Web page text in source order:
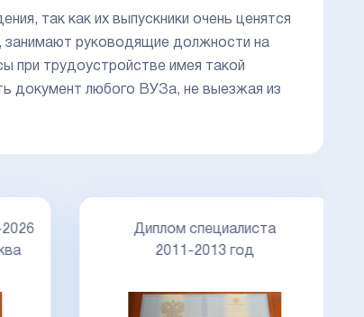
так как их выпускники очень ценятся
занимают руководящие должности на
при трудоустройстве имея такой
документ любого ВУЗа, не выезжая из
Диплом специалиста
2011-2013 год